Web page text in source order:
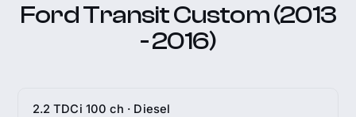
Ford Transit Custom (2013
- 2016)
2.2 TDCi 100 ch · Diesel